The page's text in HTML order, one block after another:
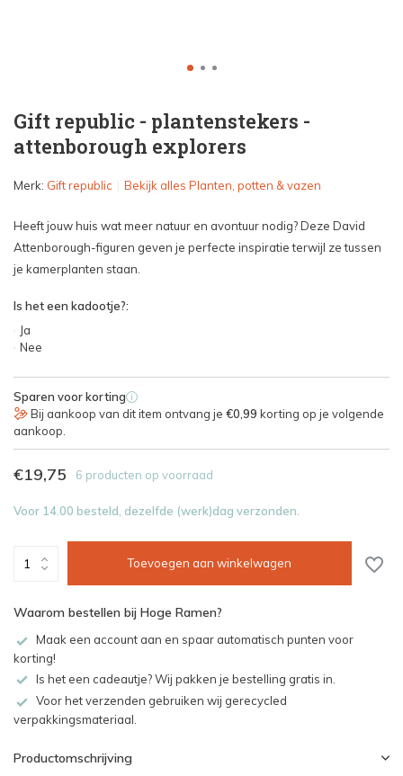
Gift republic - plantenstekers -
attenborough explorers
Merk: Gift republic Bekijk alles Planten, potten & vazen
Heeft jouw huis wat meer natuur en avontuur nodig? Deze David
Attenborough-figuren geven je perfecte inspiratie terwijl ze tussen
je kamerplanten staan.
Is het een kadootje?:
Ja
Nee
Sparen voor korting i
Bij aankoop van dit item ontvang je €0,99 korting op je volgende
aankoop.
€19,75 6 producten op voorraad
Voor 14.00 besteld, dezelfde (werk)dag verzonden.
Toevoegen aan winkelwagen
Waarom bestellen bij Hoge Ramen?
Maak een account aan en spaar automatisch punten voor
korting!
Is het een cadeautje? Wij pakken je bestelling gratis in.
Voor het verzenden gebruiken wij gerecycled
verpakkingsmateriaal.
Productomschrijving